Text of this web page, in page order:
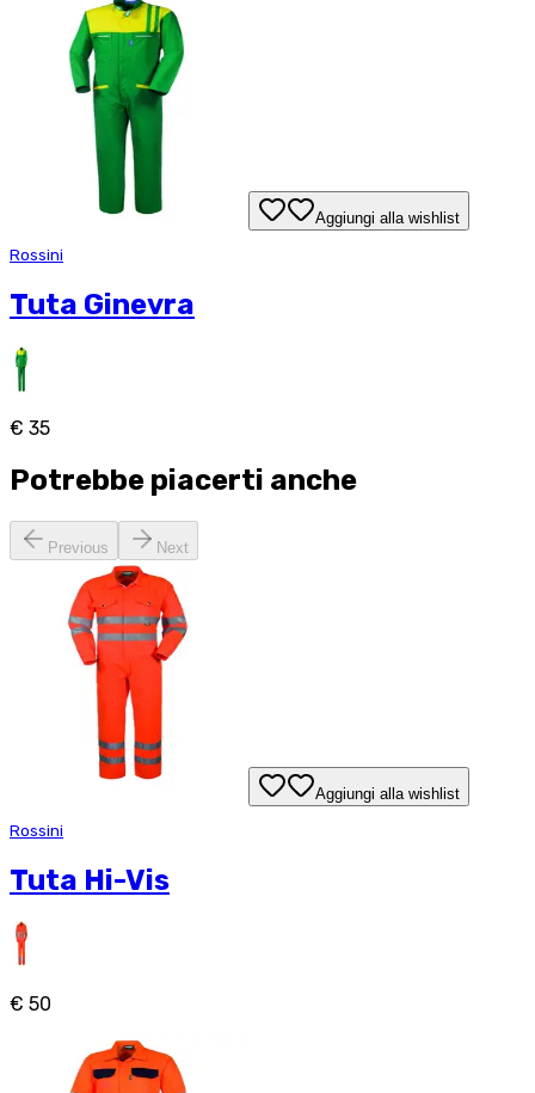
Aggiungi alla wishlist
Rossini
Tuta Ginevra
€ 35
Potrebbe piacerti anche
Previous Next
Aggiungi alla wishlist
Rossini
Tuta Hi-Vis
€ 50